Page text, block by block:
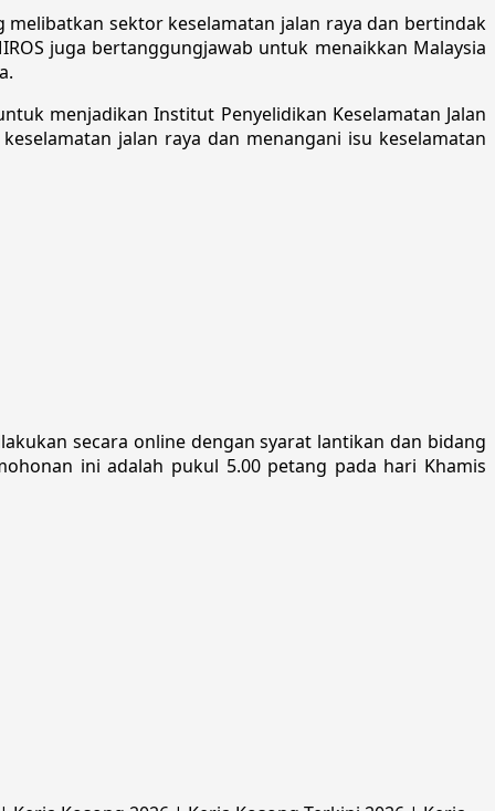
sektor keselamatan jalan raya dan bertindak
juga bertanggungjawab untuk menaikkan Malaysia
menjadikan Institut Penyelidikan Keselamatan Jalan
jalan raya ​dan menangani isu keselamatan
secara online dengan syarat lantikan dan bidang
ini adalah pukul 5.00 petang pada hari Khamis